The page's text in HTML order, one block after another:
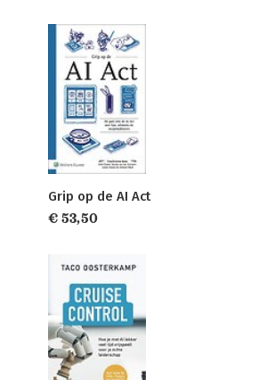
Grip op de AI Act
€ 53,50